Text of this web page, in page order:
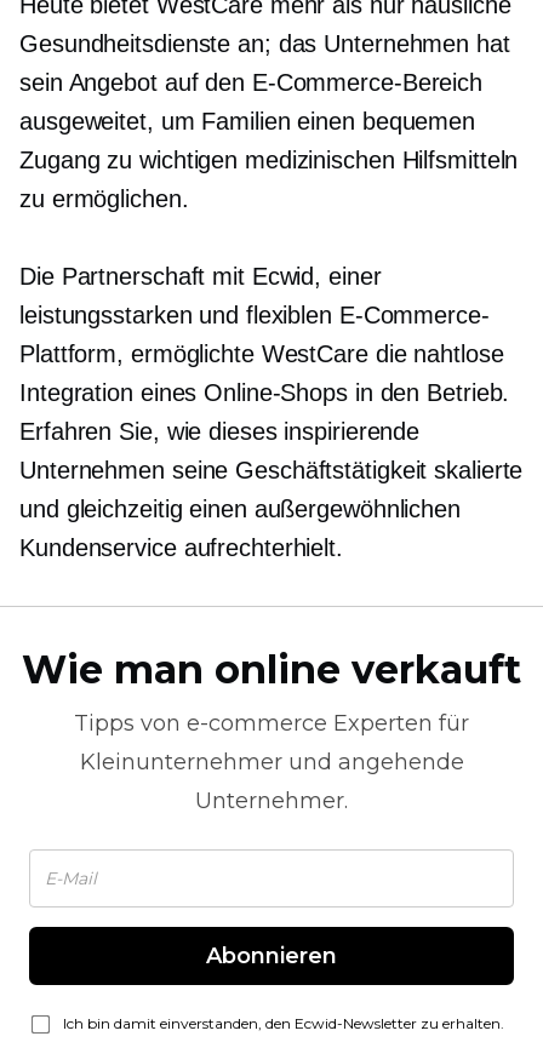
Gesundheitsdienste an; das Unternehmen hat
sein Angebot auf den E-Commerce-Bereich
ausgeweitet, um Familien einen bequemen
Zugang zu wichtigen medizinischen Hilfsmitteln
zu ermöglichen.
Die Partnerschaft mit Ecwid, einer
leistungsstarken und flexiblen E-Commerce-
Plattform, ermöglichte WestCare die nahtlose
Integration eines Online-Shops in den Betrieb.
Erfahren Sie, wie dieses inspirierende
Unternehmen seine Geschäftstätigkeit skalierte
und gleichzeitig einen außergewöhnlichen
Kundenservice aufrechterhielt.
Wie man online verkauft
Tipps von e-commerce Experten für
Kleinunternehmer und angehende
Unternehmer.
Abonnieren
Ich bin damit einverstanden, den Ecwid-Newsletter zu erhalten.